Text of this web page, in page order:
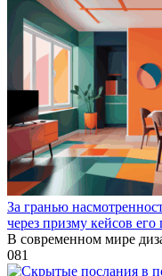
За гранью
через призму кейсов
В современном мире
081